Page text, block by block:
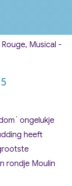
Musical -
ongelukje
heeft
rondje Moulin